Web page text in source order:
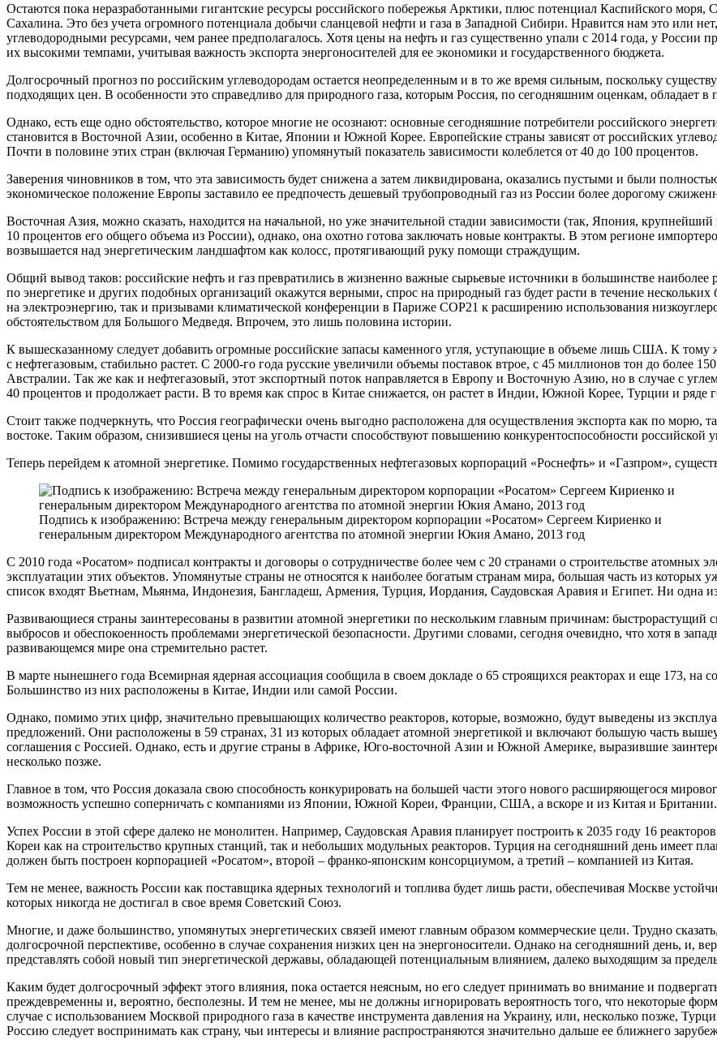
Остаются пока неразработанными гигантские ресурсы российского побережья Арктики, плюс потенциал Каспийского
Сахалина. Это без учета огромного потенциала добычи сланцевой нефти и газа в Западной Сибири. Нравится нам это или нет,
углеводородными ресурсами, чем ранее предполагалось. Хотя цены на нефть и газ существенно упали с 2014 года, у России
их высокими темпами, учитывая важность экспорта энергоносителей для ее экономики и государственного бюджета.
Долгосрочный прогноз по российским углеводородам остается неопределенным и в то же время сильным, поскольку
подходящих цен. В особенности это справедливо для природного газа, которым Россия, по сегодняшним оценкам, обладает в
Однако, есть еще одно обстоятельство, которое многие не осознают: основные сегодняшние потребители российского
становится в Восточной Азии, особенно в Китае, Японии и Южной Корее. Европейские страны зависят от российских
Почти в половине этих стран (включая Германию) упомянутый показатель зависимости колеблется от 40 до 100 процентов.
Заверения чиновников в том, что эта зависимость будет снижена а затем ликвидирована, оказались пустыми и были
экономическое положение Европы заставило ее предпочесть дешевый трубопроводный газ из России более дорогому
Восточная Азия, можно сказать, находится на начальной, но уже значительной стадии зависимости (так, Япония,
10 процентов его общего объема из России), однако, она охотно готова заключать новые контракты. В этом регионе
возвышается над энергетическим ландшафтом как колосс, протягивающий руку помощи страждущим.
Общий вывод таков: российские нефть и газ превратились в жизненно важные сырьевые источники в большинстве
по энергетике и других подобных организаций окажутся верными, спрос на природный газ будет расти в течение
на электроэнергию, так и призывами климатической конференции в Париже COP21 к расширению использования
обстоятельством для Большого Медведя. Впрочем, это лишь половина истории.
К вышесказанному следует добавить огромные российские запасы каменного угля, уступающие в объеме лишь США. К тому
с нефтегазовым, стабильно растет. С 2000-го года русские увеличили объемы поставок втрое, с 45 миллионов тон до более
Австралии. Так же как и нефтегазовый, этот экспортный поток направляется в Европу и Восточную Азию, но в случае с
40 процентов и продолжает расти. В то время как спрос в Китае снижается, он растет в Индии, Южной Корее, Турции и ряде
Стоит также подчеркнуть, что Россия географически очень выгодно расположена для осуществления экспорта как по морю,
востоке. Таким образом, снизившиеся цены на уголь отчасти способствуют повышению конкурентоспособности российской
Теперь перейдем к атомной энергетике. Помимо государственных нефтегазовых корпораций «Роснефть» и «Газпром»,
Подпись к изображению: Встреча между генеральным директором корпорации «Росатом» Сергеем Кириенко и
генеральным директором Международного агентства по атомной энергии Юкия Амано, 2013 год
С 2010 года «Росатом» подписал контракты и договоры о сотрудничестве более чем с 20 странами о строительстве атомных
эксплуатации этих объектов. Упомянутые страны не относятся к наиболее богатым странам мира, большая часть из
список входят Вьетнам, Мьянма, Индонезия, Бангладеш, Армения, Турция, Иордания, Саудовская Аравия и Египет. Ни одна
Развивающиеся страны заинтересованы в развитии атомной энергетики по нескольким главным причинам: быстрорастущий
выбросов и обеспокоенность проблемами энергетической безопасности. Другими словами, сегодня очевидно, что хотя в
развивающемся мире она стремительно растет.
В марте нынешнего года Всемирная ядерная ассоциация сообщила в своем докладе о 65 строящихся реакторах и еще 173,
Большинство из них расположены в Китае, Индии или самой России.
Однако, помимо этих цифр, значительно превышающих количество реакторов, которые, возможно, будут выведены из
предложений. Они расположены в 59 странах, 31 из которых обладает атомной энергетикой и включают большую часть
соглашения с Россией. Однако, есть и другие страны в Африке, Юго-восточной Азии и Южной Америке, выразившие
несколько позже.
Главное в том, что Россия доказала свою способность конкурировать на большей части этого нового расширяющегося
возможность успешно соперничать с компаниями из Японии, Южной Кореи, Франции, США, а вскоре и из Китая и Британии.
Успех России в этой сфере далеко не монолитен. Например, Саудовская Аравия планирует построить к 2035 году 16
Кореи как на строительство крупных станций, так и небольших модульных реакторов. Турция на сегодняшний день имеет
должен быть построен корпорацией «Росатом», второй – франко-японским консорциумом, а третий – компанией из Китая.
Тем не менее, важность России как поставщика ядерных технологий и топлива будет лишь расти, обеспечивая Москве
которых никогда не достигал в свое время Советский Союз.
Многие, и даже большинство, упомянутых энергетических связей имеют главным образом коммерческие цели. Трудно
долгосрочной перспективе, особенно в случае сохранения низких цен на энергоносители. Однако на сегодняшний день, и,
представлять собой новый тип энергетической державы, обладающей потенциальным влиянием, далеко выходящим за
Каким будет долгосрочный эффект этого влияния, пока остается неясным, но его следует принимать во внимание и
преждевременны и, вероятно, бесполезны. И тем не менее, мы не должны игнорировать вероятность того, что некоторые
случае с использованием Москвой природного газа в качестве инструмента давления на Украину, или, несколько позже,
Россию следует воспринимать как страну, чьи интересы и влияние распространяются значительно дальше ее ближнего